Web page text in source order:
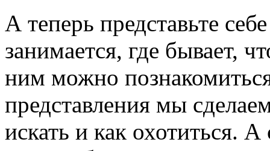
А теперь представьте
занимается, где бывает,
ним можно
представления мы
искать и как охотиться.